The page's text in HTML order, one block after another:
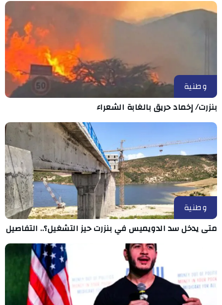
وطنية
بنزرت/ إخماد حريق بالغابة الشعراء
وطنية
متى يدخل سد الدويميس في بنزرت حيز التشغيل؟.. التفاصيل